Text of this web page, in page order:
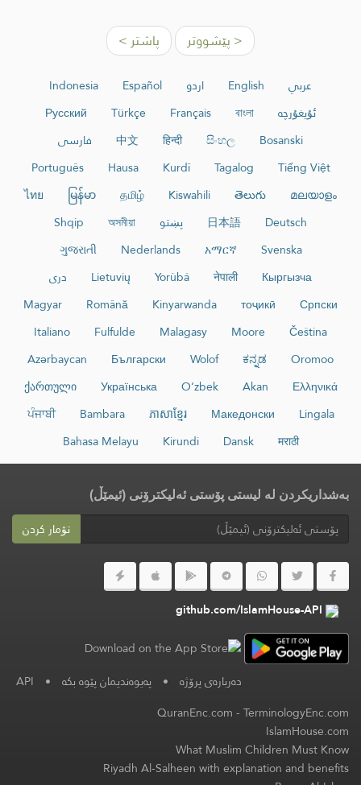
< پێشووتر پاشتر >
عربي English اردو Español
Indonesia
ئۇيغۇرچە
বাংলা
Français
Türkçe
Русский
Bosanski
සිංහල
हिन्दी
中文
فارسی
Tiếng Việt
Tagalog
Kurdî
Hausa
Português
മലയാളം
తెలుగు
Kiswahili
தமிழ்
မြန်မာ
ไทย
Deutsch
日本語 پښتو অসমীয়া
Shqip
Svenska
አማርኛ
Nederlands
ગુજરાતી
Кыргызча
नेपाली
Yorùbá
Lietuvių
دری
Српски
тоҷикӣ
Kinyarwanda
Română
Magyar
Čeština
Moore
Malagasy
Fulfulde
Italiano
Oromoo
ಕನ್ನಡ
Wolof
Български
Azərbaycan
Ελληνικά
Akan
O‘zbek
Українська
ქართული
Lingala
Македонски
ភាសាខ្មែរ
Bambara
ਪੰਜਾਬੀ
मराठी
Dansk
Kirundi
Bahasa Melayu
بەشداریکردن لە لیستی پۆستی ئەلیکترۆنی (ئیمێڵ)
تۆمار کردن
github.com/IslamHouse-API
دەربارەی پرۆژە • پەیوەندیمان پێوە بکە •
API
QuranEnc.com-TerminologyEnc.com
IslamHouse.com
What Muslim Children Must Know
Riyadh Al-Salheen with explanation and benefits